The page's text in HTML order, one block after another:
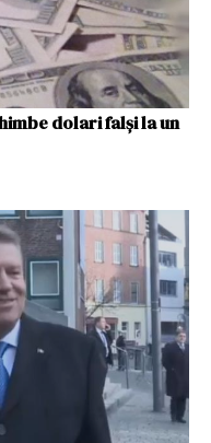
dolari falși la un